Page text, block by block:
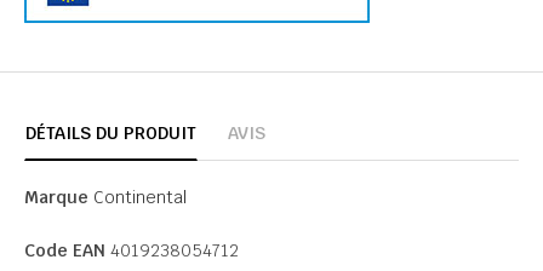
DÉTAILS DU PRODUIT AVIS
Marque Continental
Code EAN 4019238054712